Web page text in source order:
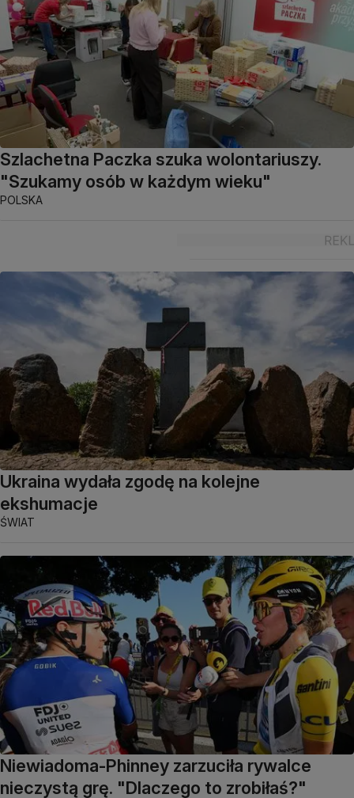
Szlachetna Paczka szuka wolontariuszy.
"Szukamy osób w każdym wieku"
POLSKA
Ukraina wydała zgodę na kolejne
ekshumacje
ŚWIAT
Niewiadoma-Phinney zarzuciła rywalce
nieczystą grę. "Dlaczego to zrobiłaś?"